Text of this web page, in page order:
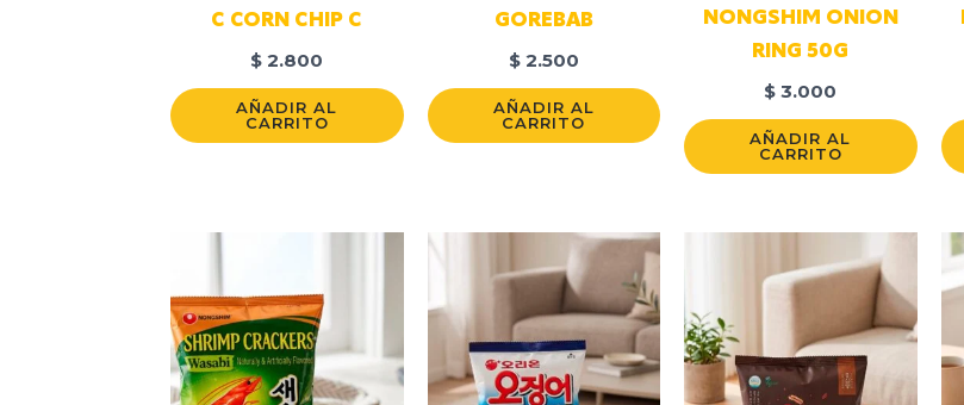
C CORN CHIP C
$ 2.800
AÑADIR AL
CARRITO
GOREBAB
$2.500
AÑADIR AL
CARRITO
NONGSHIM ONION
RING 50G
$ 3.000
AÑADIR AL
CARRITO